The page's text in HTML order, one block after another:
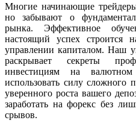
Многие начинающие
но забывают о
рынка. Эффективное
настоящий успех строится
управлении капиталом. Наш
раскрывает секреты
инвестициям на
использовать силу сложного
уверенного роста вашего
заработать на форекс без
срывов.